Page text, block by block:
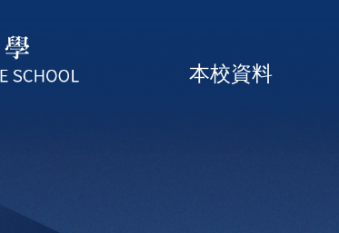
navigation
本校資料